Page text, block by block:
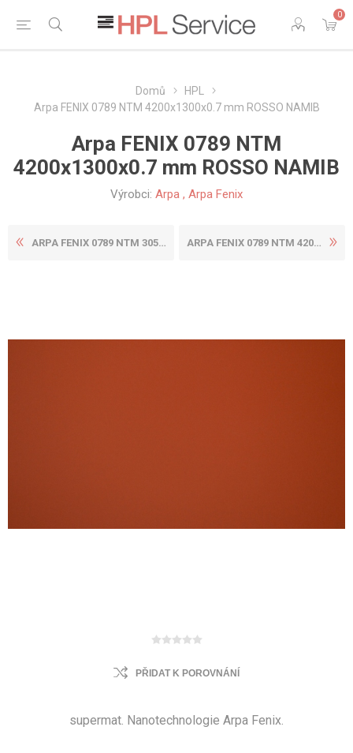
0
Domů
HPL
Arpa FENIX 0789 NTM 4200x1300x0.7 mm ROSSO NAMIB
Arpa FENIX 0789 NTM
4200x1300x0.7 mm ROSSO NAMIB
Výrobci: Arpa , Arpa Fenix
ARPA FENIX 0789 NTM 3050X13... ARPA FENIX 0789 NTM 4200X16...
PŘIDAT K POROVNÁNÍ
supermat. Nanotechnologie Arpa Fenix.